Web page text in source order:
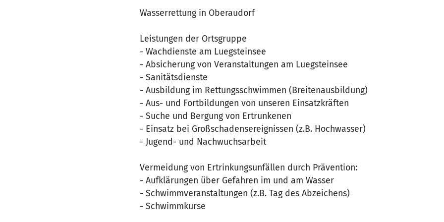
Wasserrettung in Oberaudorf
Leistungen der Ortsgruppe
- Wachdienste am Luegsteinsee
- Absicherung von Veranstaltungen am Luegsteinsee
- Sanitätsdienste
- Ausbildung im Rettungsschwimmen (Breitenausbildung)
- Aus- und Fortbildungen von unseren Einsatzkräften
- Suche und Bergung von Ertrunkenen
- Einsatz bei Großschadensereignissen (z.B. Hochwasser)
- Jugend- und Nachwuchsarbeit
Vermeidung von Ertrinkungsunfällen durch Prävention:
- Aufklärungen über Gefahren im und am Wasser
- Schwimmveranstaltungen (z.B. Tag des Abzeichens)
- Schwimmkurse